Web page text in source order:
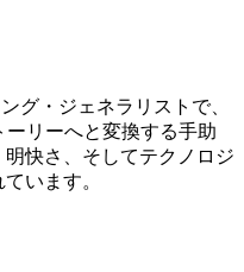
グ・ジェネラリストで、
リーへと変換する手助
快さ、そしてテクノロジ
います。